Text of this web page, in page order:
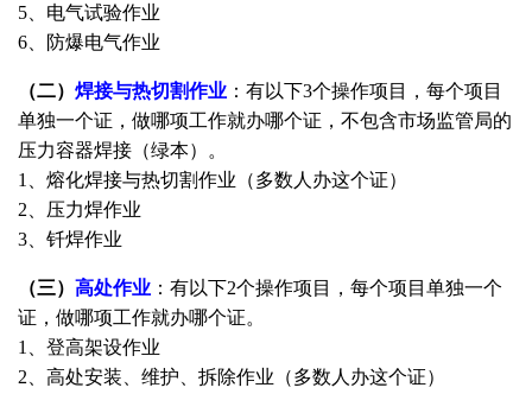
5、电气试验作业
6、防爆电气作业
（二） 焊接与热切割作业 ：有以下3个操作项目，每个项目
单独一个证，做哪项工作就办哪个证，不包含市场监管局的
压力容器焊接（绿本）。
1、熔化焊接与热切割作业（多数人办这个证）
2、压力焊作业
3、钎焊作业
（三） 高处作业 ：有以下2个操作项目，每个项目单独一个
证，做哪项工作就办哪个证。
1、登高架设作业
2、高处安装、维护、拆除作业（多数人办这个证）